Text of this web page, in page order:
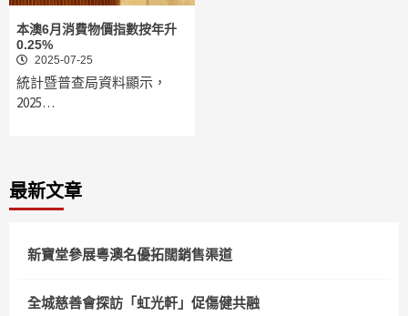
本澳6月消費物價指數按年升
0.25%
2025-07-25
統計暨普查局資料顯示，
2025…
最新文章
新寶堂參展粵澳名優拓闊銷售渠道
全城慈善會探訪「虹光軒」促傷健共融